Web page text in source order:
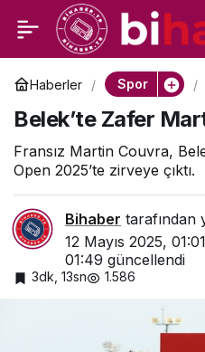
Haberler Spor
Belek’te Zafer
Fransız Martin Couvra,
Open 2025’te zirveye çıktı.
Bihaber tarafından
12 Mayıs 2025, 01:01
01:49 güncellendi
3dk, 13sn 1.586
Reway Club ile Yeni Bir
Hayat